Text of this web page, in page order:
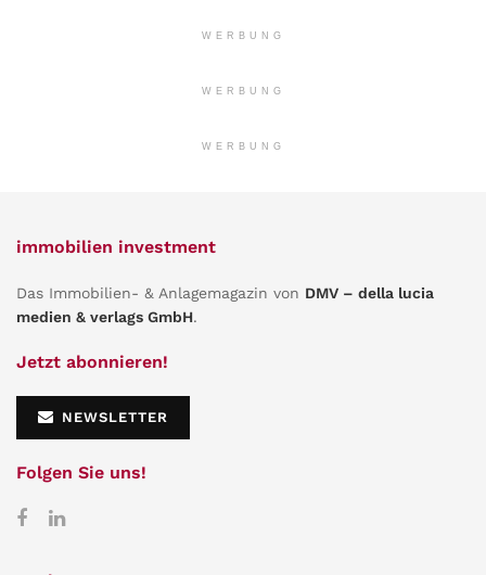
WERBUNG
WERBUNG
WERBUNG
immobilien investment
Das Immobilien- & Anlagemagazin von DMV – della lucia
medien & verlags GmbH.
Jetzt abonnieren!
NEWSLETTER
Folgen Sie uns!